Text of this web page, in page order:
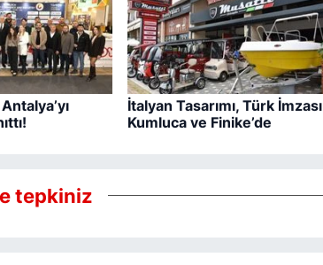
İtalyan Tasarımı, Türk İmzası
Kumluca ve Finike’de
tepkiniz